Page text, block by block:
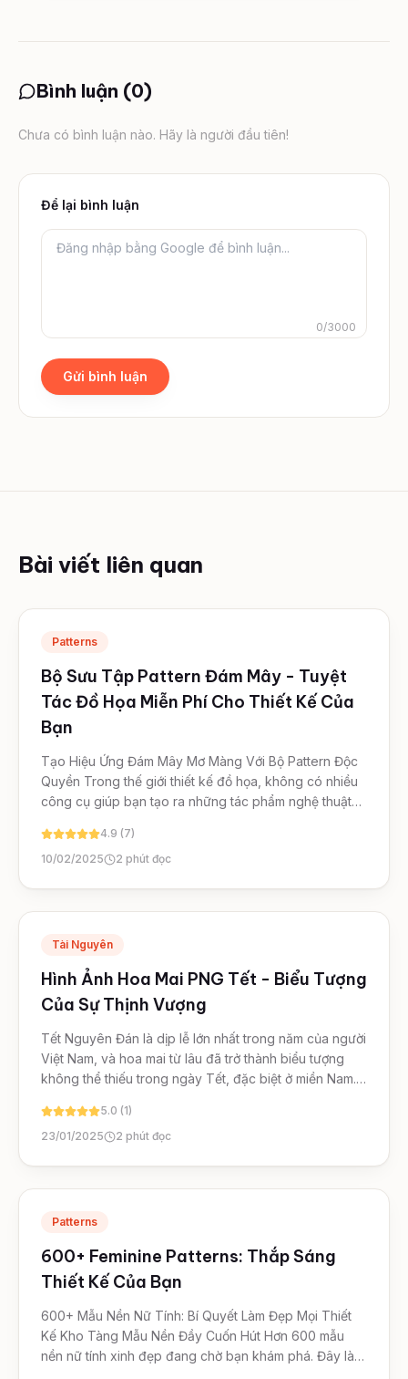
Bình luận (0)
Chưa có bình luận nào. Hãy là người đầu tiên!
Để lại bình luận
0/3000
Gửi bình luận
Bài viết liên quan
Patterns
Bộ Sưu Tập Pattern Đám Mây - Tuyệt
Tác Đồ Họa Miễn Phí Cho Thiết Kế Của
Bạn
Tạo Hiệu Ứng Đám Mây Mơ Màng Với Bộ Pattern Độc
Quyền Trong thế giới thiết kế đồ họa, không có nhiều
công cụ giúp bạn tạo ra những tác phẩm nghệ thuật
4.9 (7)
10/02/2025
2 phút đọc
Tài Nguyên
Hình Ảnh Hoa Mai PNG Tết - Biểu Tượng
Của Sự Thịnh Vượng
Tết Nguyên Đán là dịp lễ lớn nhất trong năm của người
Việt Nam, và hoa mai từ lâu đã trở thành biểu tượng
không thể thiếu trong ngày Tết, đặc biệt ở miền Nam.…
5.0 (1)
23/01/2025
2 phút đọc
Patterns
600+ Feminine Patterns: Thắp Sáng
Thiết Kế Của Bạn
600+ Mẫu Nền Nữ Tính: Bí Quyết Làm Đẹp Mọi Thiết
Kế Kho Tàng Mẫu Nền Đầy Cuốn Hút Hơn 600 mẫu
nền nữ tính xinh đẹp đang chờ bạn khám phá. Đây là